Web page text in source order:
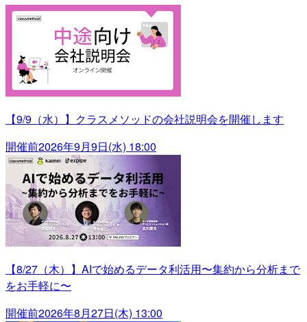
【9/9（水）】クラスメソッドの会社説明会を開催します
開催前2026年9月9日(水) 18:00
【8/27（木）】AIで始めるデータ利活用〜集約から分析まで
をお手軽に〜
開催前2026年8月27日(木) 13:00